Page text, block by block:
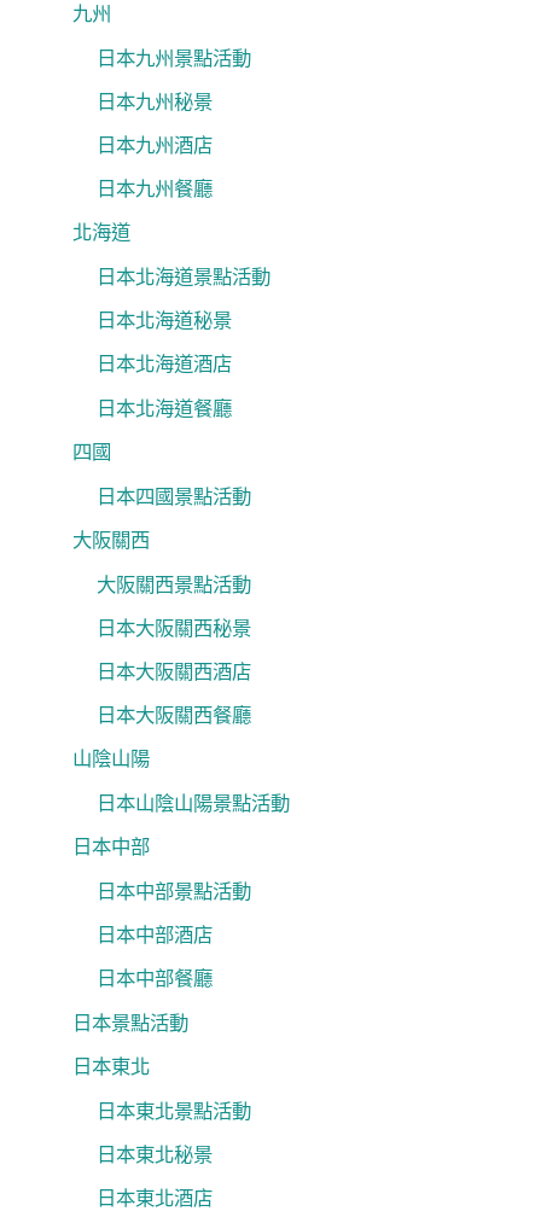
九州
日本九州景點活動
日本九州秘景
日本九州酒店
日本九州餐廳
北海道
日本北海道景點活動
日本北海道秘景
日本北海道酒店
日本北海道餐廳
四國
日本四國景點活動
大阪關西
大阪關西景點活動
日本大阪關西秘景
日本大阪關西酒店
日本大阪關西餐廳
山陰山陽
日本山陰山陽景點活動
日本中部
日本中部景點活動
日本中部酒店
日本中部餐廳
日本景點活動
日本東北
日本東北景點活動
日本東北秘景
日本東北酒店